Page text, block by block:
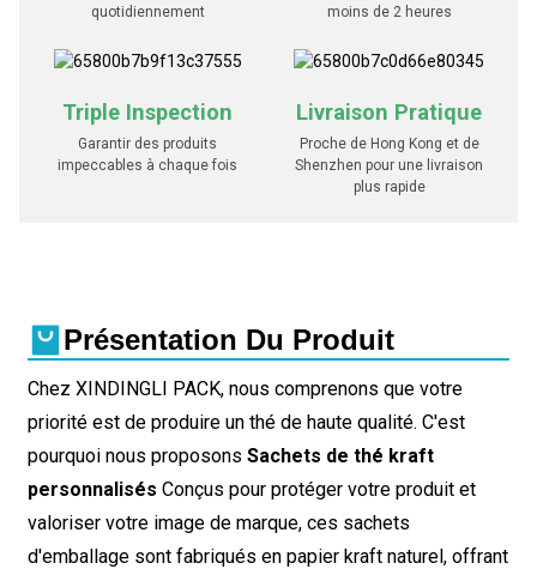
quotidiennement
moins de 2 heures
Triple Inspection
Garantir des produits
impeccables à chaque fois
Livraison Pratique
Proche de Hong Kong et de
Shenzhen pour une livraison
plus rapide
Présentation Du Produit
Chez XINDINGLI PACK, nous comprenons que votre
priorité est de produire un thé de haute qualité. C'est
pourquoi nous proposons Sachets de thé kraft
personnalisés Conçus pour protéger votre produit et
valoriser votre image de marque, ces sachets
d'emballage sont fabriqués en papier kraft naturel, offrant